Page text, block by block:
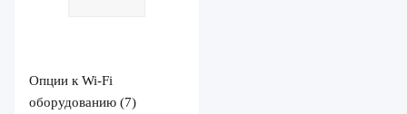
Опции к Wi-Fi
оборудованию (7)